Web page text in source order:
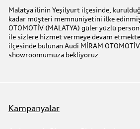
Audi Online Team
Benim Audim
Audi prime :plus
Malatya ilinin Yeşilyurt ilçesinde,
kadar müşteri memnuniyetini ilke
OTOMOTİV (MALATYA) güler yüzlü
ile sizlere hizmet vermeye devam
ilçesinde bulunan Audi MİRAM
showroomumuza bekliyoruz.
Kampanyalar